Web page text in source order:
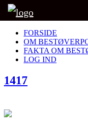
FORSIDE
OM
FAKTA OM
LOG IND
1417